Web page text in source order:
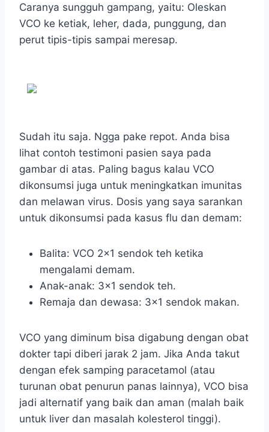
Caranya sungguh gampang, yaitu: Oleskan
VCO ke ketiak, leher, dada, punggung, dan
perut tipis-tipis sampai meresap.
Sudah itu saja. Ngga pake repot. Anda bisa
lihat contoh testimoni pasien saya pada
gambar di atas. Paling bagus kalau VCO
dikonsumsi juga untuk meningkatkan imunitas
dan melawan virus. Dosis yang saya sarankan
untuk dikonsumsi pada kasus flu dan demam:
Balita: VCO 2×1 sendok teh ketika
mengalami demam.
Anak-anak: 3×1 sendok teh.
Remaja dan dewasa: 3×1 sendok makan.
VCO yang diminum bisa digabung dengan obat
dokter tapi diberi jarak 2 jam. Jika Anda takut
dengan efek samping paracetamol (atau
turunan obat penurun panas lainnya), VCO bisa
jadi alternatif yang baik dan aman (malah baik
untuk liver dan masalah kolesterol tinggi).